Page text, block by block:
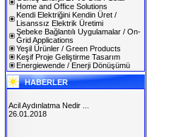
Home and Office Solutions
Kendi Elektriğini Kendin Üret /
Lisanssız Elektrik Üretimi
Şebeke Bağlantılı Uygulamalar / On-
Grid Applications
Yeşil Ürünler / Green Products
Keşif Proje Geliştirme Tasarım
Energiewende / Enerji Dönüşümü
HABERLER
Acil Aydınlatma Nedir ...
26.01.2018